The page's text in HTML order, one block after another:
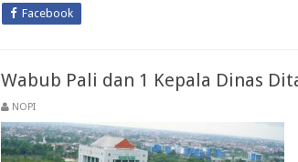
Facebook
Wabub Pali dan 1 Kepala Dinas
NOPI